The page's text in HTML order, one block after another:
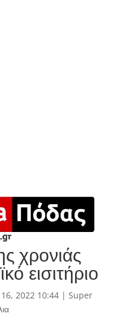
χρονιάς
εισιτήριο
16, 2022 10:44| Super